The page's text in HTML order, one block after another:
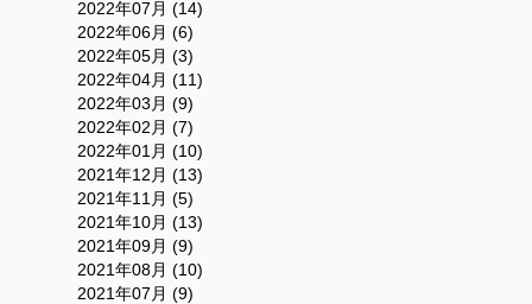
2022年07月 (14)
2022年06月 (6)
2022年05月 (3)
2022年04月 (11)
2022年03月 (9)
2022年02月 (7)
2022年01月 (10)
2021年12月 (13)
2021年11月 (5)
2021年10月 (13)
2021年09月 (9)
2021年08月 (10)
2021年07月 (9)